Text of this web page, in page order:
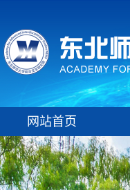
网站首页